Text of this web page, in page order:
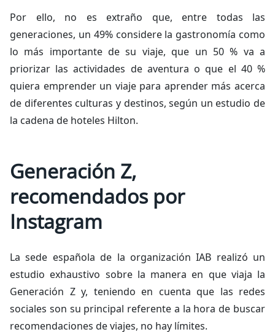
Por ello, no es extraño que, entre todas las
generaciones, un 49% considere la gastronomía como
lo más importante de su viaje, que un 50 % va a
priorizar las actividades de aventura o que el 40 %
quiera emprender un viaje para aprender más acerca
de diferentes culturas y destinos, según un estudio de
la cadena de hoteles Hilton.
Generación Z,
recomendados por
Instagram
La sede española de la organización IAB realizó un
estudio exhaustivo sobre la manera en que viaja la
Generación Z y, teniendo en cuenta que las redes
sociales son su principal referente a la hora de buscar
recomendaciones de viajes, no hay límites.